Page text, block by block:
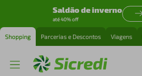
Saldão de inverno
até 40% off
Shopping Parcerias e Descontos Viagens